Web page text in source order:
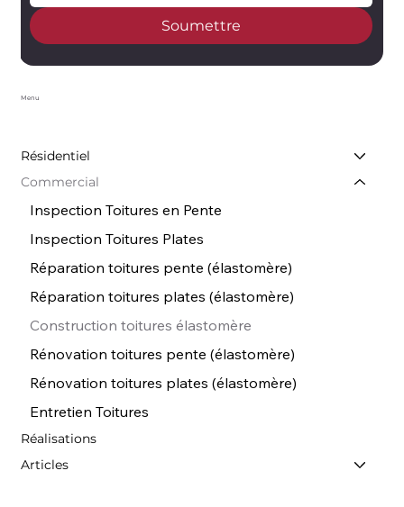
Soumettre
Menu
Résidentiel
Commercial
Inspection Toitures en Pente
Inspection Toitures Plates
Réparation toitures pente (élastomère)
Réparation toitures plates (élastomère)
Construction toitures élastomère
Rénovation toitures pente (élastomère)
Rénovation toitures plates (élastomère)
Entretien Toitures
Réalisations
Articles